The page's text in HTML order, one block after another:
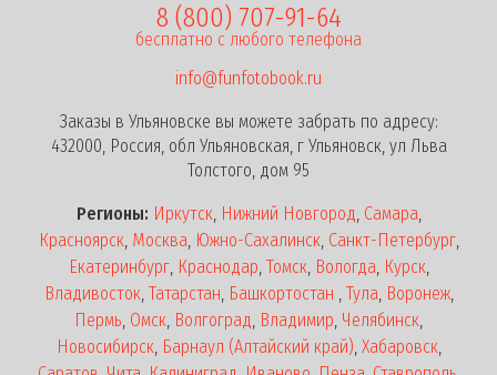
8 (800) 707-91-64
бесплатно с любого телефона
info@funfotobook.ru
Заказы в Ульяновске вы можете забрать по адресу:
432000, Россия, обл Ульяновская, г Ульяновск, ул Льва
Толстого, дом 95
Регионы: Иркутск Нижний Новгород Самара
Красноярск Москва Южно-Сахалинск Санкт-Петербург,
Екатеринбург, Краснодар Томск Вологда Курск
Владивосток Татарстан Башкортостан Тула Воронеж,
Пермь Омск Волгоград Владимир Челябинск
Новосибирск Барнаул (Алтайский край) Хабаровск